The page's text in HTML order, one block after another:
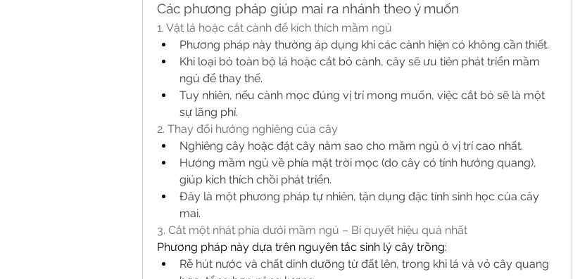
Các phương pháp giúp mai ra nhánh theo ý muốn
1. Vặt lá hoặc cắt cành để kích thích mầm ngủ
Phương pháp này thường áp dụng khi các cành hiện có không cần thiết.
Khi loại bỏ toàn bộ lá hoặc cắt bỏ cành, cây sẽ ưu tiên phát triển mầm
ngủ để thay thế.
Tuy nhiên, nếu cành mọc đúng vị trí mong muốn, việc cắt bỏ sẽ là một
sự lãng phí.
2. Thay đổi hướng nghiêng của cây
Nghiêng cây hoặc đặt cây nằm sao cho mầm ngủ ở vị trí cao nhất.
Hướng mầm ngủ về phía mặt trời mọc (do cây có tính hướng quang),
giúp kích thích chồi phát triển.
Đây là một phương pháp tự nhiên, tận dụng đặc tính sinh học của cây
mai.
3. Cắt một nhát phía dưới mầm ngủ – Bí quyết hiệu quả nhất
Phương pháp này dựa trên nguyên tắc sinh lý cây trồng:
Rễ hút nước và chất dinh dưỡng từ đất lên, trong khi lá và vỏ cây quang